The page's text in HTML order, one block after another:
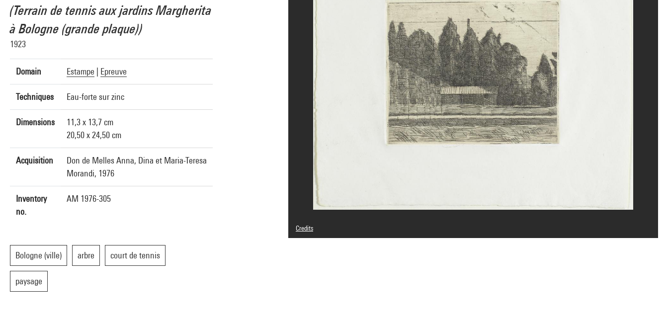
(Terrain de tennis aux jardins Margherita
à Bologne (grande plaque))
1923
Domain Estampe Epreuve
Techniques Eau-forte sur zinc
Dimensions
11,3 x 13,7 cm
20,50 x 24,50 cm
Acquisition
Don de Melles Anna, Dina et Maria-Teresa
Morandi, 1976
Inventory
no.
AM 1976-305
Bologne (ville) arbre court de tennis
paysage
Credits
© Adagp, Paris